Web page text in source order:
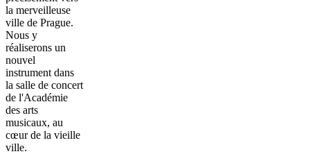
la merveilleuse
ville de Prague.
Nous y
réaliserons un
nouvel
instrument dans
la salle de concert
de l'Académie
des arts
musicaux, au
cœur de la vieille
ville.